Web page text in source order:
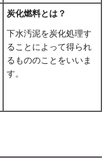
炭化燃料とは？
下水汚泥を炭化処理す
ることによって得られ
るもののことをいいま
す。